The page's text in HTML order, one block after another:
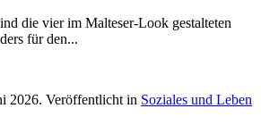
die vier im Malteser-Look gestalteten
für den...
2026. Veröffentlicht in Soziales und Leben